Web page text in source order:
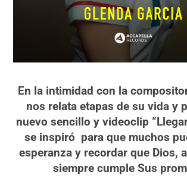
En la intimidad con la
nos relata etapas de su vida y
nuevo sencillo y videoclip
se inspiró para que muchos
esperanza y recordar que Dios,
siempre cumple Sus